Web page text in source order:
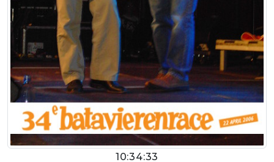
10:34:33